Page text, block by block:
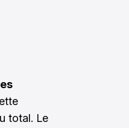
total. Le